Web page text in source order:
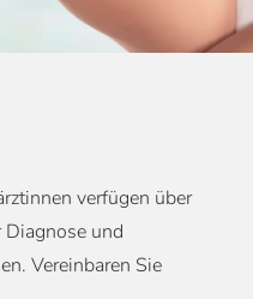
verfügen über
und
Vereinbaren Sie